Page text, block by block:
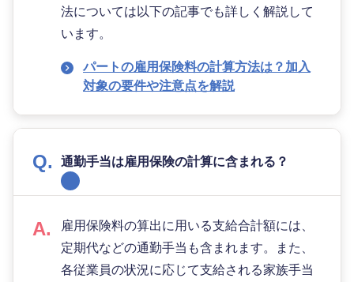
法については以下の記事でも詳しく解説して
います。
パートの雇用保険料の計算方法は？加入
対象の要件や注意点を解説
通勤手当は雇用保険の計算に含まれる？
雇用保険料の算出に用いる支給合計額には、
定期代などの通勤手当も含まれます。また、
各従業員の状況に応じて支給される家族手当